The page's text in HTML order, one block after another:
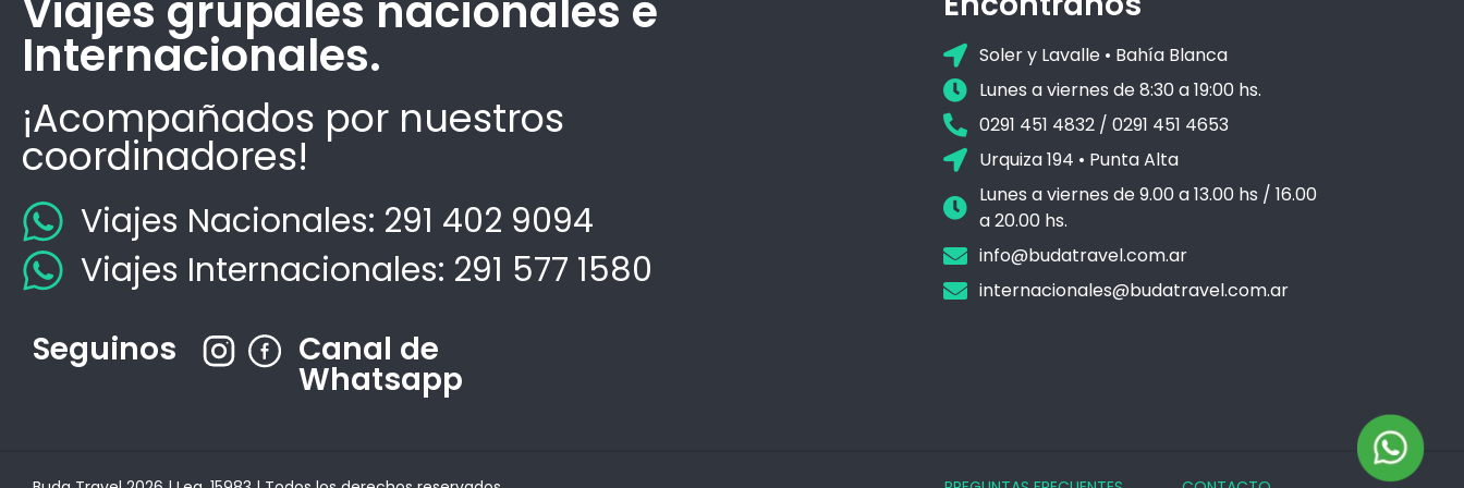
Internacionales.
¡Acompañados por nuestros
coordinadores!
Viajes Nacionales: 291 402 9094
Viajes Internacionales: 291 577 1580
Seguinos Canal de
Whatsapp
Soler y Lavalle • Bahía Blanca
Lunes a viernes de 8:30 a 19:00 hs.
0291 451 4832 / 0291 451 4653
Urquiza 194 • Punta Alta
Lunes a viernes de 9.00 a 13.00 hs / 16.00
a 20.00 hs.
info@budatravel.com.ar
internacionales@budatravel.com.ar